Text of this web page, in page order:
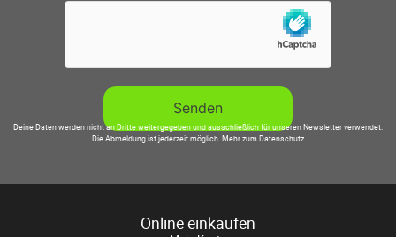
Deine Daten werden nicht an Dritte weitergegeben und ausschließlich für unseren Newsletter verwendet.
Die Abmeldung ist jederzeit möglich.Mehr zum Datenschutz
Online einkaufen